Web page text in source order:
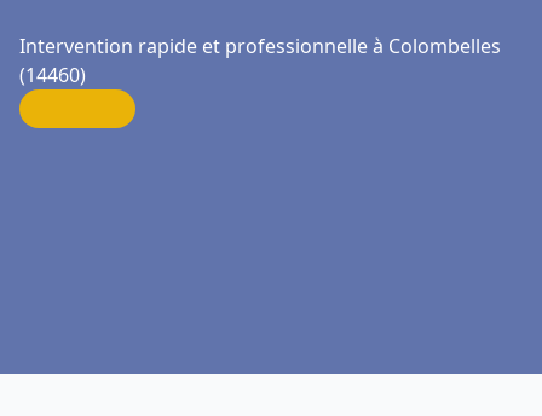
Intervention rapide et professionnelle à Colombelles
(14460)